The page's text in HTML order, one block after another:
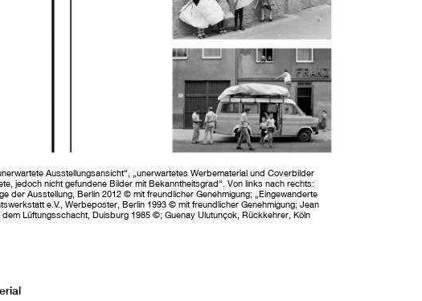
Ausstellungsansicht“, „unerwartetes Werbematerial und Coverbilder
jedoch nicht gefundene Bilder mit Bekanntheitsgrad“. Von links nach rechts:
der Ausstellung, Berlin 2012 © mit freundlicher Genehmigung; „Eingewanderte
e.V., Werbeposter, Berlin 1993 © mit freundlicher Genehmigung; Jean
Lüftungsschacht, Duisburg 1985 ©; Guenay Ulutunçok, Rückkehrer, Köln